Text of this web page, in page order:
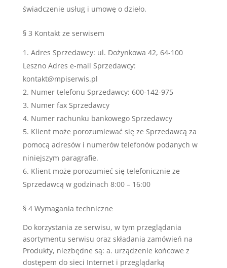
świadczenie usług i umowę o dzieło.
§ 3 Kontakt ze serwisem
Adres Sprzedawcy: ul. Dożynkowa 42, 64-100
Leszno Adres e-mail Sprzedawcy:
kontakt@mpiserwis.pl
Numer telefonu Sprzedawcy: 600-142-975
Numer fax Sprzedawcy
Numer rachunku bankowego Sprzedawcy
Klient może porozumiewać się ze Sprzedawcą za
pomocą adresów i numerów telefonów podanych w
niniejszym paragrafie.
Klient może porozumieć się telefonicznie ze
Sprzedawcą w godzinach 8:00 – 16:00
§ 4 Wymagania techniczne
Do korzystania ze serwisu, w tym przeglądania
asortymentu serwisu oraz składania zamówień na
Produkty, niezbędne są: a. urządzenie końcowe z
dostępem do sieci Internet i przeglądarką